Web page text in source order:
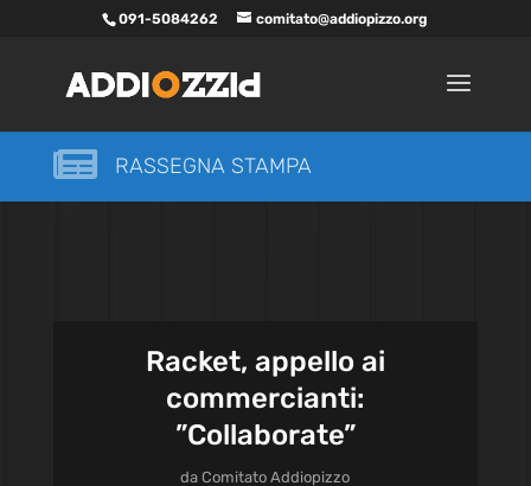
091-5084262 comitato@addiopizzo.org
 RASSEGNA STAMPA
Racket, appello ai
commercianti:
”Collaborate”
daComitato Addiopizzo